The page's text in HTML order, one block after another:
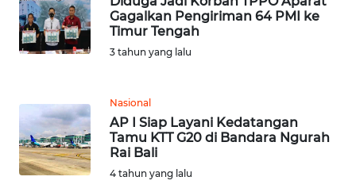
Gagalkan Pengiriman 64 PMI ke
Timur Tengah
3 tahun yang lalu
Nasional
AP I Siap Layani Kedatangan
Tamu KTT G20 di Bandara Ngurah
Rai Bali
4 tahun yang lalu
WN
SULUT
MALUKU
WN
MALUT